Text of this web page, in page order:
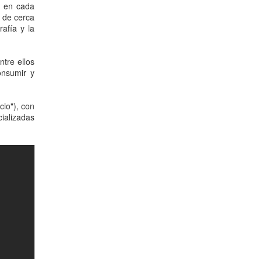
en cada
cerca
y la
ellos
y
con